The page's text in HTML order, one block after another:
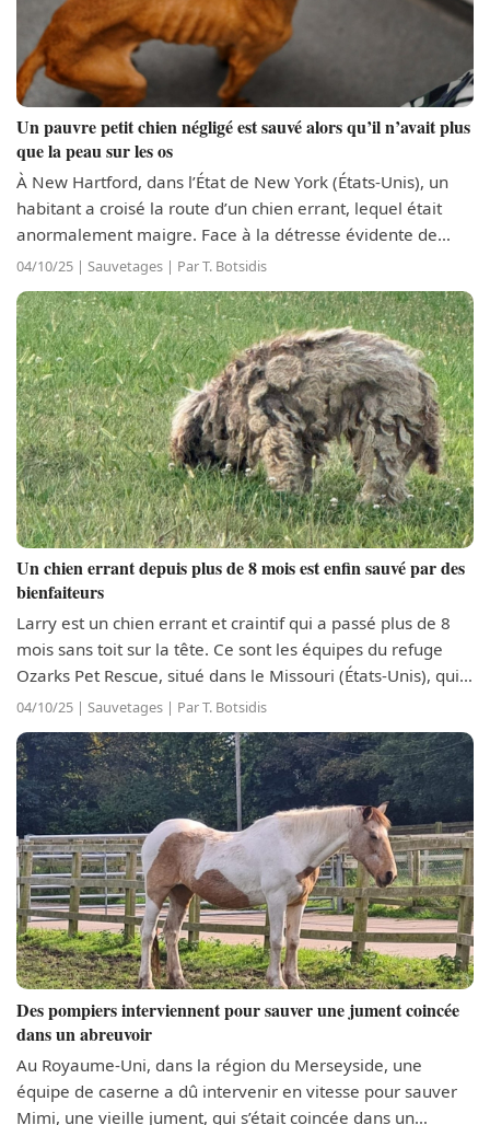
Un pauvre petit chien négligé est sauvé alors qu’il n’avait plus
que la peau sur les os
À New Hartford, dans l’État de New York (États-Unis), un
habitant a croisé la route d’un chien errant, lequel était
anormalement maigre. Face à la détresse évidente de
l’animal, l’homme a décidé de le ramener chez lui afin de
s’en occuper. Il a...
04/10/25 | Sauvetages | Par T. Botsidis
Un chien errant depuis plus de 8 mois est enfin sauvé par des
bienfaiteurs
Larry est un chien errant et craintif qui a passé plus de 8
mois sans toit sur la tête. Ce sont les équipes du refuge
Ozarks Pet Rescue, situé dans le Missouri (États-Unis), qui
lui sont venues en aide. Cependant, le toutou n’était pas
facile à...
04/10/25 | Sauvetages | Par T. Botsidis
Des pompiers interviennent pour sauver une jument coincée
dans un abreuvoir
Au Royaume-Uni, dans la région du Merseyside, une
équipe de caserne a dû intervenir en vitesse pour sauver
Mimi, une vieille jument, qui s’était coincée dans un